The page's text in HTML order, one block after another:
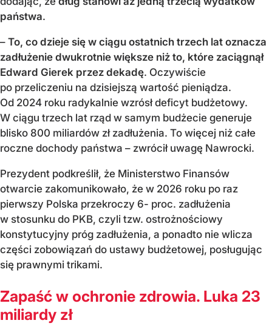
państwa.
– To, co dzieje się w ciągu ostatnich trzech lat oznacza
zadłużenie dwukrotnie większe niż to, które zaciągnął
Edward Gierek przez dekadę. Oczywiście
po przeliczeniu na dzisiejszą wartość pieniądza.
Od 2024 roku radykalnie wzrósł deficyt budżetowy.
W ciągu trzech lat rząd w samym budżecie generuje
blisko 800 miliardów zł zadłużenia. To więcej niż całe
roczne dochody państwa – zwrócił uwagę Nawrocki.
Prezydent podkreślił, że Ministerstwo Finansów
otwarcie zakomunikowało, że w 2026 roku po raz
pierwszy Polska przekroczy 6- proc. zadłużenia
w stosunku do PKB, czyli tzw. ostrożnościowy
konstytucyjny próg zadłużenia, a ponadto nie wlicza
części zobowiązań do ustawy budżetowej, posługując
się prawnymi trikami.
Zapaść w ochronie zdrowia. Luka 23
miliardy zł